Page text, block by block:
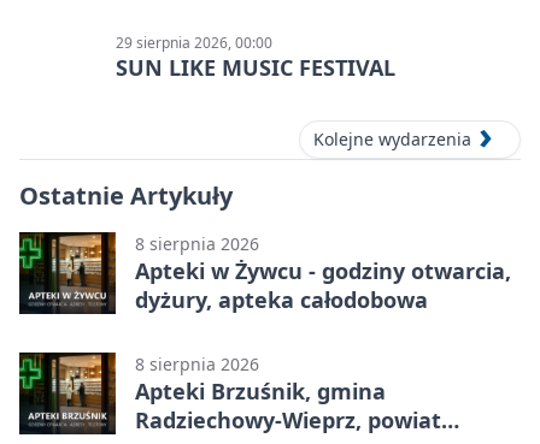
29 sierpnia 2026, 00:00
SUN LIKE MUSIC FESTIVAL
Kolejne wydarzenia
Ostatnie Artykuły
8 sierpnia 2026
Apteki w Żywcu - godziny otwarcia,
dyżury, apteka całodobowa
8 sierpnia 2026
Apteki Brzuśnik, gmina
Radziechowy-Wieprz, powiat